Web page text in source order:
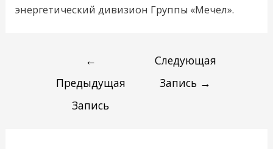
энергетический дивизион Группы «Мечел».
←
Предыдущая
Запись
Следующая
Запись →